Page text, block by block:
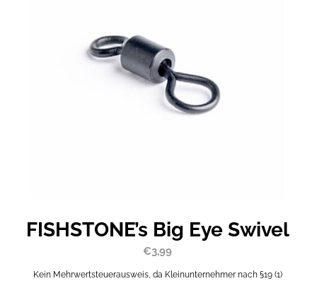
FISHSTONE’s Big Eye Swivel
€3,99
Kein Mehrwertsteuerausweis, da Kleinunternehmer nach §19 (1)